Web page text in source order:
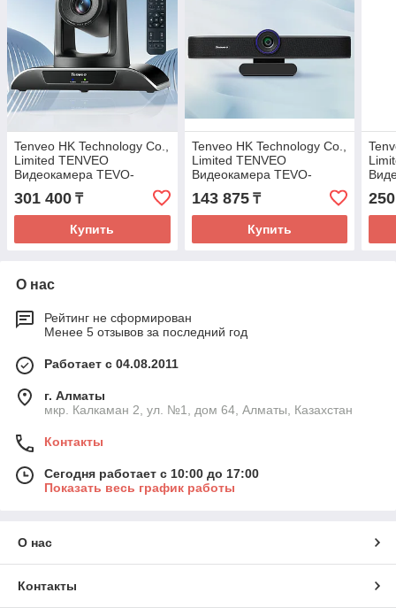
Tenveo HK Technology Co.,
Limited TENVEO
Видеокамера TEVO-
301 400 ₸
Купить
Tenveo HK Technology Co.,
Limited TENVEO
Видеокамера TEVO-
143 875₸
Купить
О нас
Рейтинг не сформирован
Менее 5 отзывов за последний год
Работает с 04.08.2011
г. Алматы
мкр. Калкаман 2, ул. №1, дом 64, Алматы, Казахстан
Контакты
Сегодня работает с 10:00 до 17:00
Показать весь график работы
О нас
Контакты